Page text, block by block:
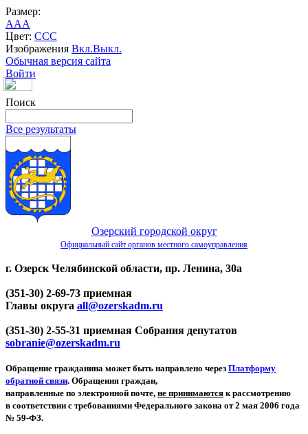
Размер:
AAA
Цвет: CCC
Изображения Вкл.Выкл.
Обычная версия сайта
Войти
Поиск
Все результаты
Озерский городской округ
Официальный сайт органов местного самоуправления
г. Озерск Челябинской области, пр. Ленина, 30а
(351-30) 2-69-73 приемная
Главы округа all@ozerskadm.ru
(351-30) 2-55-31 приемная Собрания депутатов
sobranie@ozerskadm.ru
Обращение гражданина может быть направлено через Платформу
обратной связи. Обращения граждан,
направленные по электронной почте, не принимаются к рассмотрению
в соответствии с требованиями Федерального закона от 2 мая 2006 года
№ 59-ФЗ.